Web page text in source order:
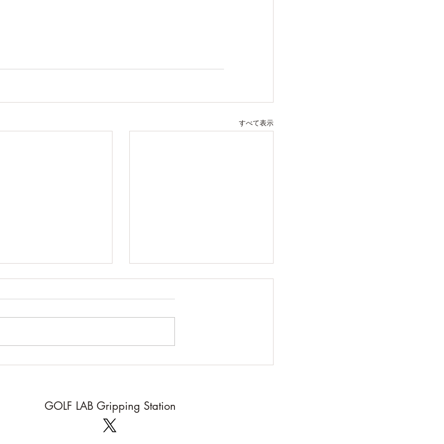
すべて表示
のお知らせ
日 日曜日 〜 16日 木曜
暑さ対策!
GOLF LAB Gripping Station